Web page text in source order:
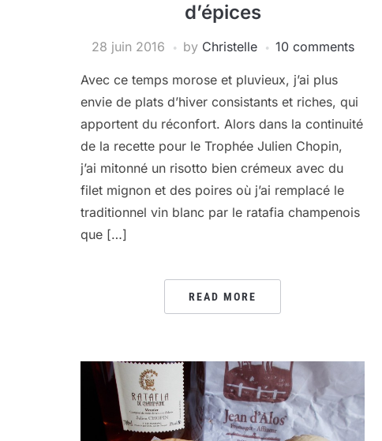
d’épices
28 juin 2016 by Christelle 10 comments
Avec ce temps morose et pluvieux, j’ai plus
envie de plats d’hiver consistants et riches, qui
apportent du réconfort. Alors dans la continuité
de la recette pour le Trophée Julien Chopin,
j’ai mitonné un risotto bien crémeux avec du
filet mignon et des poires où j’ai remplacé le
traditionnel vin blanc par le ratafia champenois
que […]
READ MORE